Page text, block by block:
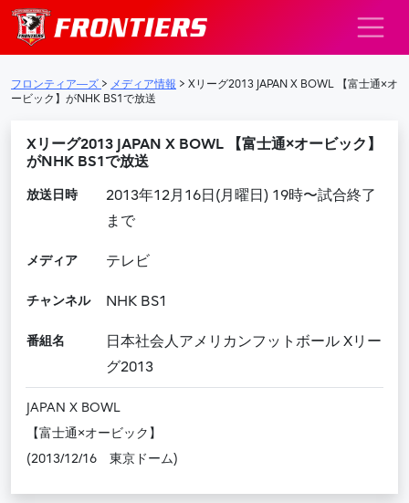
メインナビゲーション
フロンティア―ズ > メディア情報 > Xリーグ2013 JAPAN X BOWL 【富士通×オ
ービック】がNHK BS1で放送
Xリーグ2013 JAPAN X BOWL 【富士通×オービック】
がNHK BS1で放送
放送日時
2013年12月16日(月曜日) 19時〜試合終了
まで
メディア テレビ
チャンネル NHK BS1
番組名
日本社会人アメリカンフットボール Xリー
グ2013
JAPAN X BOWL
【富士通×オービック】
(2013/12/16 東京ドーム)